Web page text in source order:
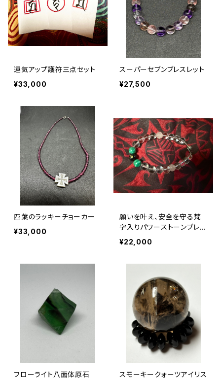
運気アップ護符三点セット
¥33,000
スーパーセブンブレスレット
¥27,500
四葉のラッキーチョーカー
¥33,000
願いを叶え、安全を守る梵
字入りパワーストーンブレス
レット
¥22,000
フローライト八面体原石
スモーキークォーツアイリス